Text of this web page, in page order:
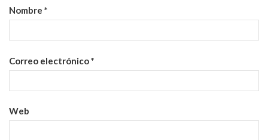
Nombre *
Correo electrónico*
Web